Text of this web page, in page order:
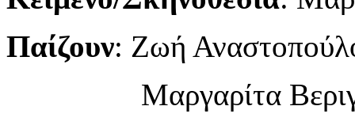
Παίζουν: Ζωή
Μαργαρίτα